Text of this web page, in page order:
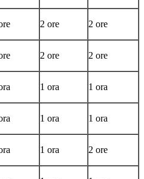
2 ore 2 ore
2 ore 2 ore
1 ora 1 ora
1 ora 1 ora
1 ora 2 ore